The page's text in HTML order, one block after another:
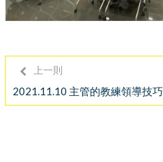
上一則
2021.11.10 主管的教練領導技巧